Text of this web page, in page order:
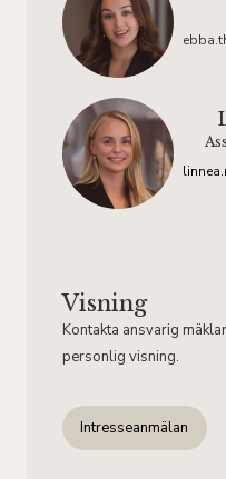
Visning
Kontakta ansvarig
personlig visning.
Intresseanmälan